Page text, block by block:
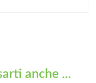
anche ...